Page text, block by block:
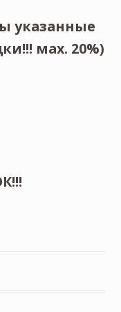
указанные
мах. 20%)